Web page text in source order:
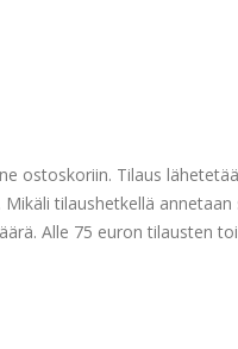
ostoskoriin. Tilaus
tilaushetkellä
Alle 75 euron tilausten